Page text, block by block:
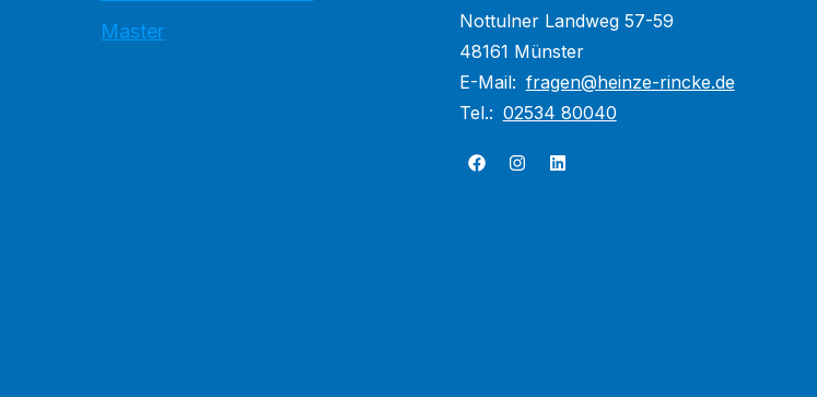
Master
Nottulner Landweg 57-59
48161 Münster
E-Mail: fragen@heinze-rincke.de
Tel.: 02534 80040